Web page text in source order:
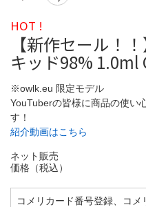
HOT !
【新作セール！
キッド98% 1.0ml
※owlk.eu 限定モデル
YouTuberの皆様に商品の使い
す！
紹介動画はこちら
ネット販売
価格（税込）
コメリカード番号登録、コ